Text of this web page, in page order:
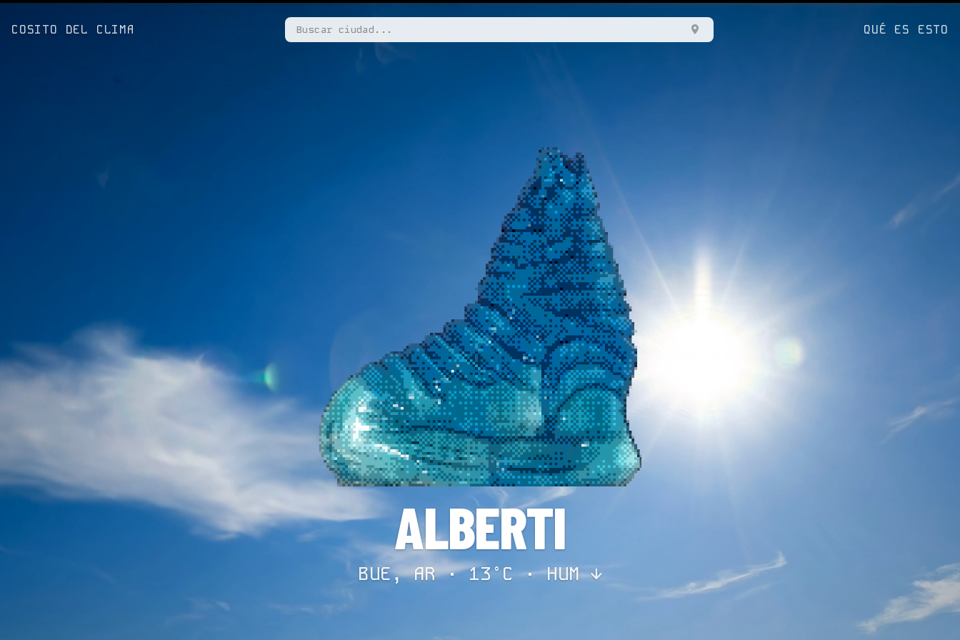
COSITO DEL CLIMA QUÉ ES ESTO
ALBERTI
BUE, AR · 13°C ·HUM ↓